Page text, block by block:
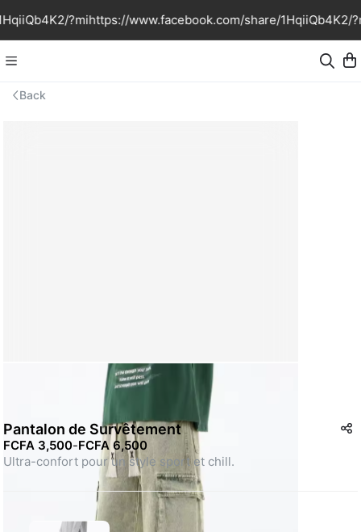
?mihttps://www.facebook.com/share/1HqiiQb4K2/
Back
Pantalon de Survêtement
FCFA 3,500-FCFA 6,500
Ultra-confort pour un style sport et chill.